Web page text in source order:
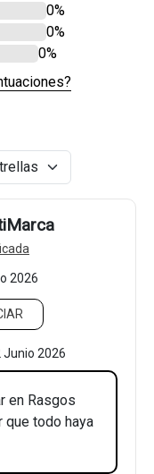
0%
0%
0%
2026
Junio 2026
en Rasgos
que todo haya